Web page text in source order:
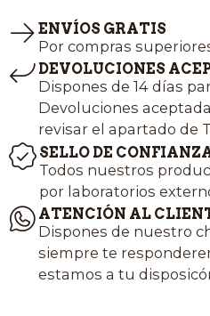
ENVÍOS GRATIS
Por compras
DEVOLUCIONES
Dispones de 14 días
Devoluciones
revisar el apartado de
SELLO DE
Todos nuestros
por laboratorios
ATENCIÓN AL
Dispones de nuestro
siempre te
estamos a tu